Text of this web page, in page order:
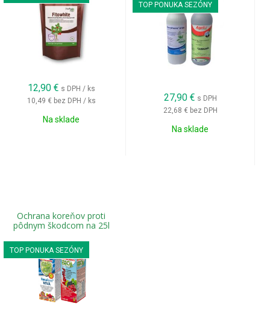
12,90 € s DPH / ks
10,49 € bez DPH / ks
Na sklade
TOP PONUKA SEZÓNY
27,90 € s DPH
22,68 € bez DPH
Na sklade
Ochrana koreňov proti
pôdnym škodcom na 25l
TOP PONUKA SEZÓNY